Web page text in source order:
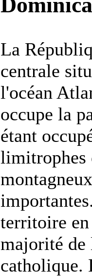
La
centrale
l'océan
occupe la
étant
limitrophes
territoire
majorité de
catholique.